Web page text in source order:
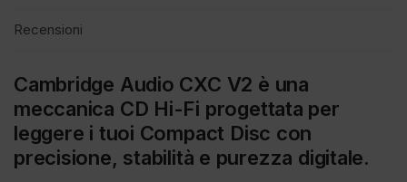
Recensioni
Cambridge Audio CXC V2 è una
meccanica CD Hi-Fi progettata per
leggere i tuoi Compact Disc con
precisione, stabilità e purezza digitale.